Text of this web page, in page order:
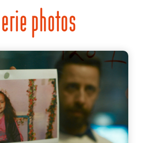
photos